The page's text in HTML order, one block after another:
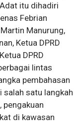
itu dihadiri
Febrian
Manurung,
Ketua DPRD
DPRD
lintas
pembahasan
salah satu langkah
pengakuan
di kawasan